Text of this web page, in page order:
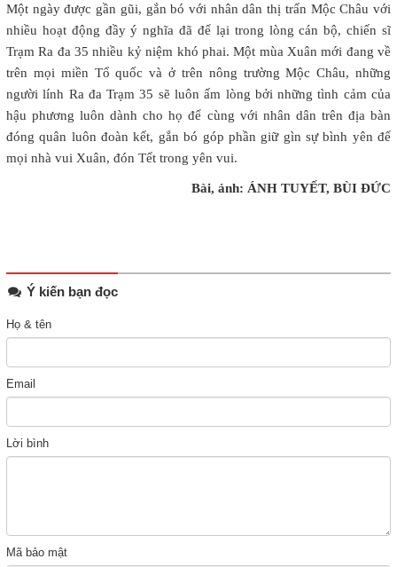
Một ngày được gần gũi, gắn bó với nhân dân thị trấn Mộc Châu với
nhiều hoạt động đầy ý nghĩa đã để lại trong lòng cán bộ, chiến sĩ
Trạm Ra đa 35 nhiều kỷ niệm khó phai. Một mùa Xuân mới đang về
trên mọi miền Tổ quốc và ở trên nông trường Mộc Châu, những
người lính Ra đa Trạm 35 sẽ luôn ấm lòng bởi những tình cảm của
hậu phương luôn dành cho họ để cùng với nhân dân trên địa bàn
đóng quân luôn đoàn kết, gắn bó góp phần giữ gìn sự bình yên để
mọi nhà vui Xuân, đón Tết trong yên vui.
Bài, ảnh: ÁNH TUYẾT, BÙI ĐỨC
Ý kiến bạn đọc
Họ & tên
Email
Lời bình
Mã bảo mật